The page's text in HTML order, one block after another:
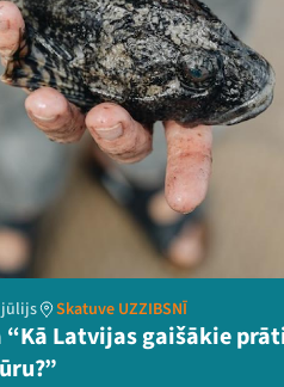
jūlijs Skatuve UZZIBSNĪ
“Kā Latvijas gaišākie